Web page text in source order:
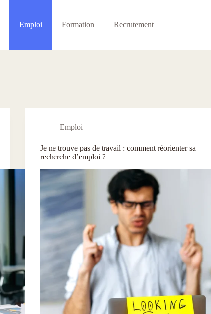
Emploi Formation Recrutement
Emploi
Je ne trouve pas de travail : comment réorienter sa
recherche d’emploi ?